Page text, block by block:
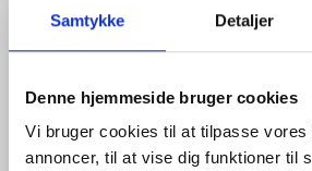
Samtykke Detaljer
Denne hjemmeside bruger cookies
Vi bruger cookies til at tilpasse vores
annoncer, til at vise dig funktioner til
0anmeldelser
2.950,00 DKK
(3.687,50 DKK )